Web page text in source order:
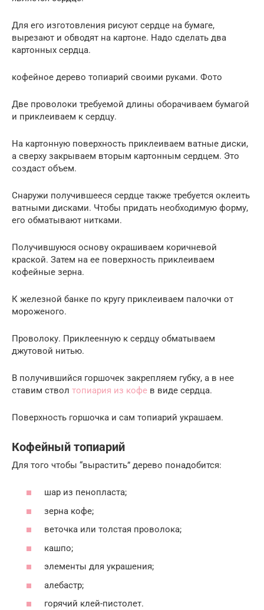
Для его изготовления рисуют сердце на бумаге,
вырезают и обводят на картоне. Надо сделать два
картонных сердца.
кофейное дерево топиарий своими руками. Фото
Две проволоки требуемой длины оборачиваем бумагой
и приклеиваем к сердцу.
На картонную поверхность приклеиваем ватные диски,
а сверху закрываем вторым картонным сердцем. Это
создаст объем.
Снаружи получившееся сердце также требуется оклеить
ватными дисками. Чтобы придать необходимую форму,
его обматывают нитками.
Получившуюся основу окрашиваем коричневой
краской. Затем на ее поверхность приклеиваем
кофейные зерна.
К железной банке по кругу приклеиваем палочки от
мороженого.
Проволоку. Приклеенную к сердцу обматываем
джутовой нитью.
В получившийся горшочек закрепляем губку, а в нее
ставим ствол топиария из кофе в виде сердца.
Поверхность горшочка и сам топиарий украшаем.
Кофейный топиарий
Для того чтобы “вырастить” дерево понадобится:
шар из пенопласта;
зерна кофе;
веточка или толстая проволока;
кашпо;
элементы для украшения;
алебастр;
горячий клей-пистолет.